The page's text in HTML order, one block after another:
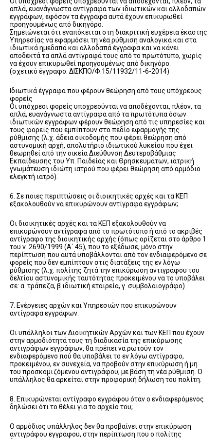
απλά, ευανάγνωστα αντίγραφα των ιδιωτικών και αλλοδαπών
εγγράφων, εφόσον τα έγγραφα αυτά έχουν επικυρωθεί
προηγουμένως από δικηγόρο.
Σημειώνεται ότι εναπόκειται στη διακριτική ευχέρεια έκαστης
Υπηρεσίας να εφαρμόσει τη νέα ρύθμιση αναλογικά και στα
ιδιωτικά ημεδαπά και αλλοδαπά έγγραφα και να κάνει
αποδεκτά τα απλά αντίγραφά τους από το πρωτότυπο, χωρίς
να έχουν επικυρωθεί προηγουμένως από δικηγόρο.
(σχετικό έγγραφο: ΔΙΣΚΠΟ/Φ.15/11932/11-6-2014)
Ιδιωτικά έγγραφα που φέρουν θεώρηση από τους υπόχρεους
φορείς
Οι υπόχρεοι φορείς υποχρεούνται να αποδέχονται, πλέον, τα
απλά, ευανάγνωστα αντίγραφα από τα πρωτότυπα όσων
ιδιωτικών εγγράφων φέρουν θεώρηση από τις υπηρεσίες και
τους φορείς που εμπίπτουν στο πεδίο εφαρμογής της
ρύθμισης (λ.χ. άδεια οικοδομής που φέρει θεώρηση από
αστυνομική αρχή, απολυτήριο ιδιωτικού λυκείου που έχει
θεωρηθεί από την οικεία Διεύθυνση Δευτεροβάθμιας
Εκπαίδευσης του Υπ. Παιδείας και Θρησκευμάτων, ιατρική
γνωμάτευση ιδιώτη ιατρού που φέρει θεώρηση από αρμόδιο
ελεγκτή ιατρό).
6. Σε ποιες περιπτώσεις οι διοικητικές αρχές και τα ΚΕΠ
εξακολουθούν να επικυρώνουν αντίγραφα εγγράφων;
Οι διοικητικές αρχές και τα ΚΕΠ εξακολουθούν να
επικυρώνουν αντίγραφα από το πρωτότυπο ή από το ακριβές
αντίγραφο της διοικητικής αρχής (όπως ορίζεται στο άρθρο 1
του ν. 2690/1999 (Α΄ 45), που το εξέδωσε, μόνο στην
περίπτωση που αυτά υποβάλλονται από τον ενδιαφερόμενο σε
φορείς που δεν εμπίπτουν στις διατάξεις της εν λόγω
ρύθμισης (λ.χ. πολίτης ζητά την επικύρωση αντιγράφου του
δελτίου αστυνομικής ταυτότητας προκειμένου να το υποβάλει
σε: α. τράπεζα, β ιδιωτική εταιρεία, γ. συμβολαιογράφο).
7. Ενέργειες αρχών και Υπηρεσιών που επικυρώνουν
αντίγραφα εγγράφων.
Οι υπάλληλοι των Διοικητικών Αρχών και των ΚΕΠ που έχουν
στην αρμοδιότητά τους τη διαδικασία της επικύρωσης
αντιγράφων εγγράφων, θα πρέπει να ρωτούν τον
ενδιαφερόμενο πού θα υποβάλει το εν λόγω αντίγραφο,
προκειμένου, εν συνεχεία, να προβούν στην επικύρωση ή μη
του προσκομιζόμενου αντιγράφου, με βάση τη νέα ρύθμιση. Ο
υπάλληλος θα αρκείται στην προφορική δήλωση του πολίτη.
8. Επικυρώνεται αντίγραφο εγγράφου όταν ο ενδιαφερόμενος
δηλώσει ότι το θέλει για το αρχείο του;
Ο αρμόδιος υπάλληλος δεν θα προβαίνει στην επικύρωση
αντιγράφου εγγράφου, στην περίπτωση που ο πολίτης